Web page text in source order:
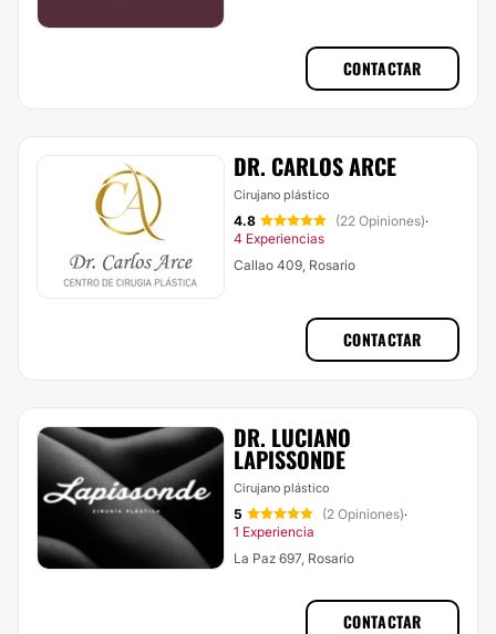
CONTACTAR
DR. CARLOS ARCE
Cirujano plástico
4.8 (22 Opiniones)·
4 Experiencias
Callao 409, Rosario
CONTACTAR
DR. LUCIANO
LAPISSONDE
Cirujano plástico
5 (2 Opiniones)·
1 Experiencia
La Paz 697, Rosario
CONTACTAR